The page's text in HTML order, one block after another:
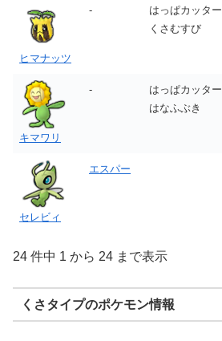
ヒマナッツ
-
はっぱカッター
くさむすび
キマワリ
-
はっぱカッター
はなふぶき
セレビィ
エスパー
24 件中 1 から 24 まで表示
くさタイプのポケモン情報